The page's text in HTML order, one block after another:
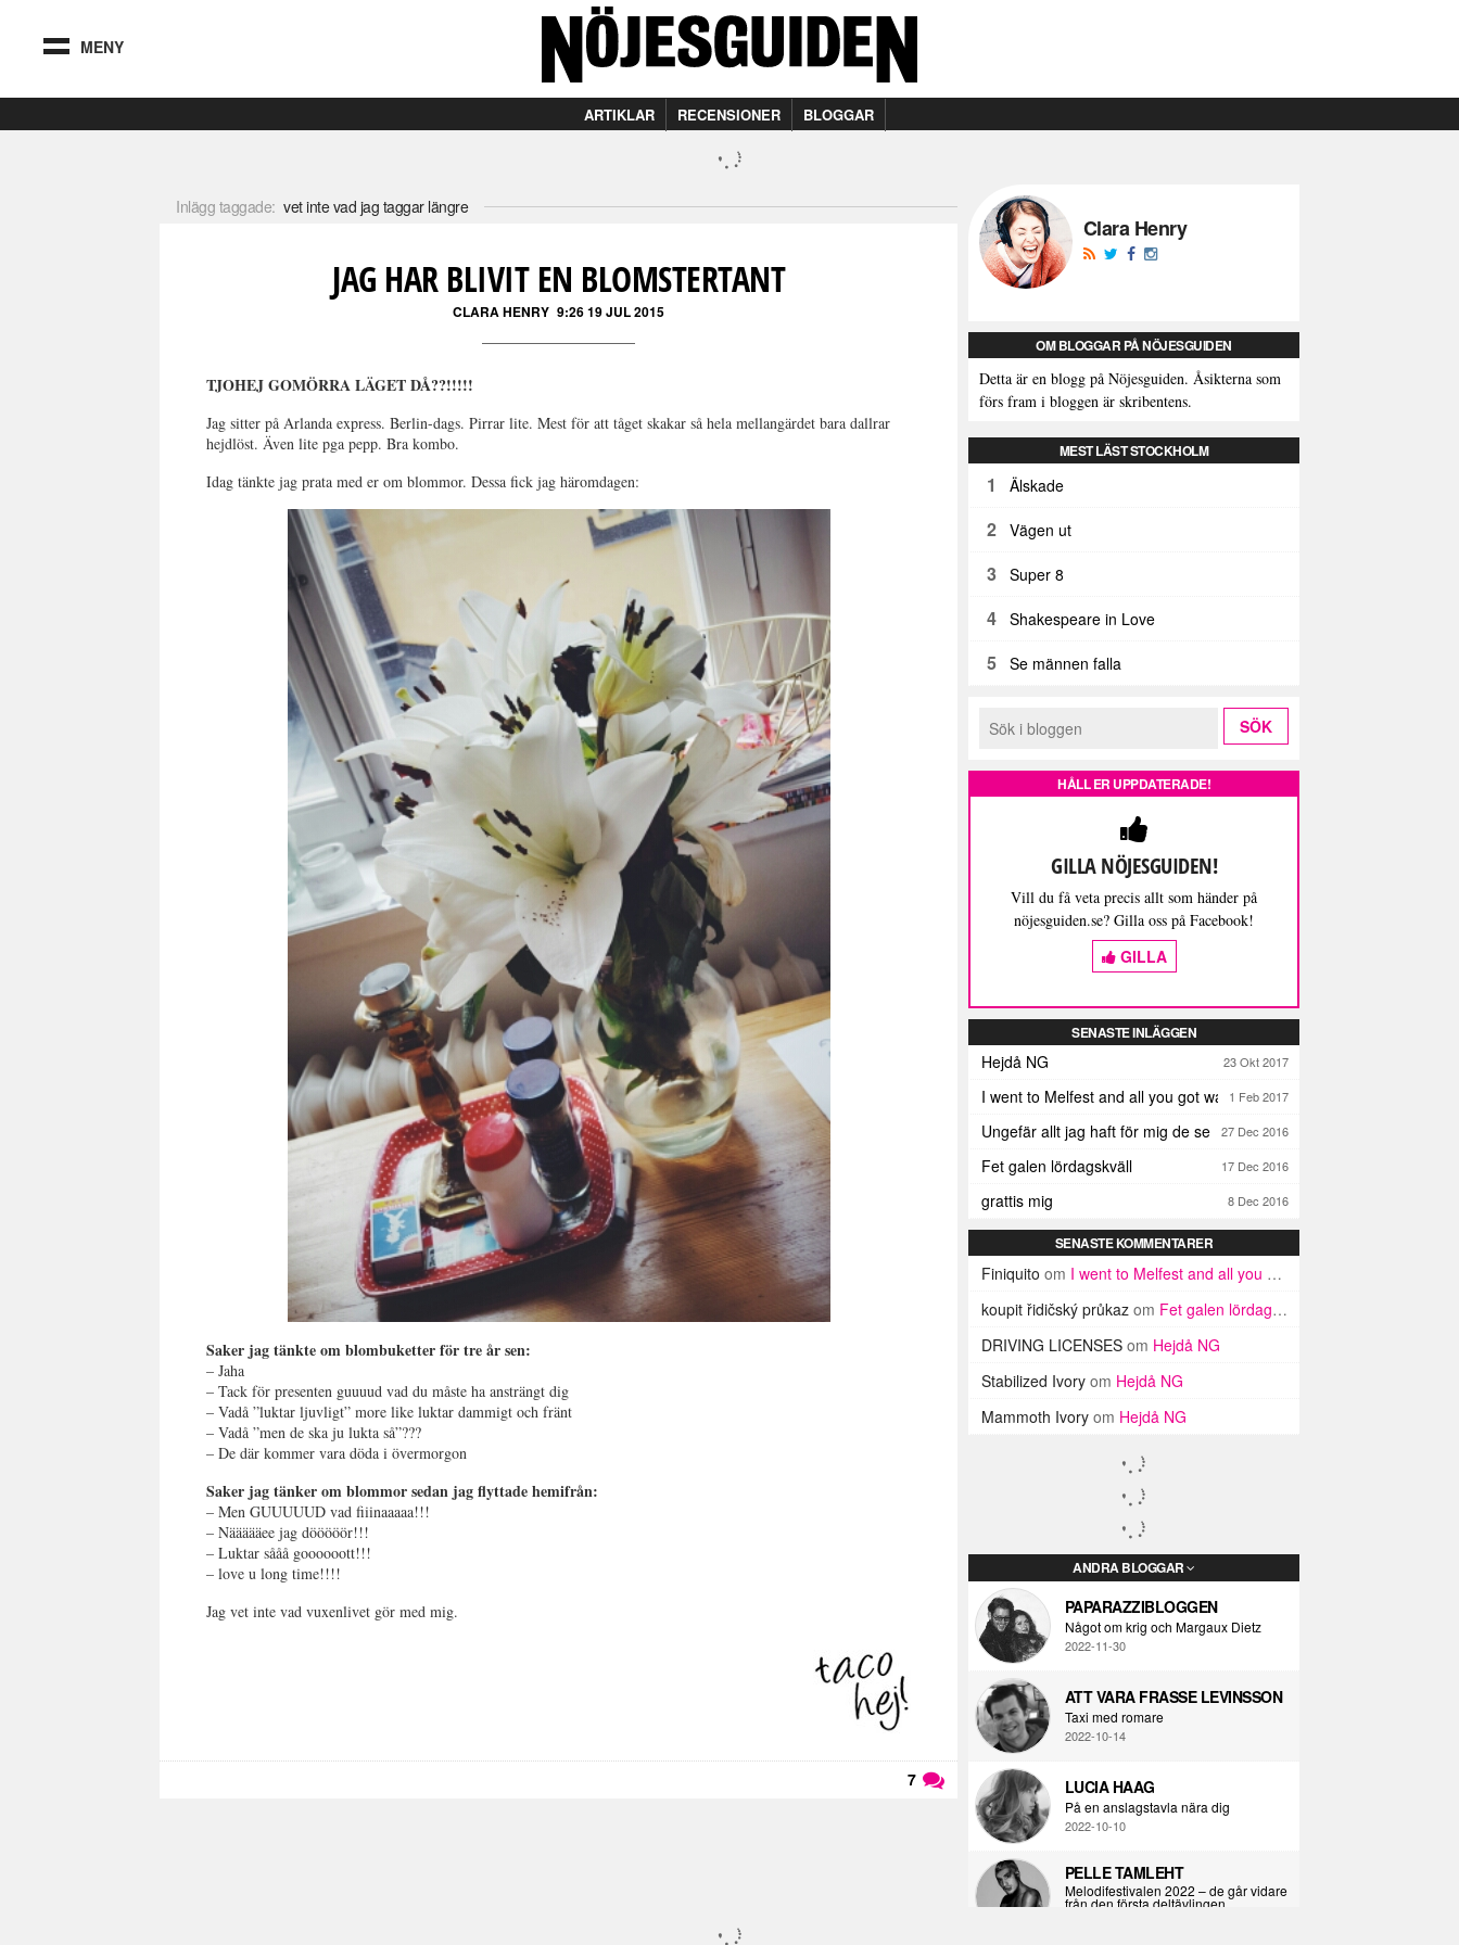
MENY
ARTIKLAR RECENSIONER BLOGGAR
Inlägg taggade: vet inte vad jag taggar längre
JAG HAR BLIVIT EN BLOMSTERTANT
CLARA HENRY 9:26 19 JUL 2015
TJOHEJ GOMÖRRA LÄGET DÅ??!!!!!
Jag sitter på Arlanda express. Berlin-dags. Pirrar lite. Mest för att tåget skakar så hela mellangärdet bara dallrar
hejdlöst. Även lite pga pepp. Bra kombo.
Idag tänkte jag prata med er om blommor. Dessa fick jag häromdagen:
Saker jag tänkte om blombuketter för tre år sen:
– Jaha
– Tack för presenten guuuud vad du måste ha ansträngt dig
– Vadå ”luktar ljuvligt” more like luktar dammigt och fränt
– Vadå ”men de ska ju lukta så”???
– De där kommer vara döda i övermorgon
Saker jag tänker om blommor sedan jag flyttade hemifrån:
– Men GUUUUUD vad fiiinaaaaa!!!
– Näääääee jag dööööör!!!
– Luktar sååå goooooott!!!
– love u long time!!!!
Jag vet inte vad vuxenlivet gör med mig.
7
Clara Henry
OM BLOGGAR PÅ NÖJESGUIDEN
Detta är en blogg på Nöjesguiden. Åsikterna som
förs fram i bloggen är skribentens.
MEST LÄST STOCKHOLM
1 Älskade
2 Vägen ut
3 Super 8
4 Shakespeare in Love
5 Se männen falla
HÅLL ER UPPDATERADE!
GILLA NÖJESGUIDEN!
Vill du få veta precis allt som händer på
nöjesguiden.se? Gilla oss på Facebook!
GILLA
SENASTE INLÄGGEN
Hejdå NG 23 Okt 2017
I went to Melfest and all you got was three lousy selfies
1 Feb 2017
Ungefär allt jag haft för mig de senaste dagarna
27 Dec 2016
Fet galen lördagskväll 17 Dec 2016
grattis mig 8 Dec 2016
SENASTE KOMMENTARER
Finiquito om I went to Melfest and all you got was three lousy selfies
koupit řidičský průkaz om Fet galen lördagskväll
DRIVING LICENSES om Hejdå NG
Stabilized Ivory om Hejdå NG
Mammoth Ivory om Hejdå NG
ANDRA BLOGGAR
PAPARAZZIBLOGGEN
Något om krig och Margaux Dietz
2022-11-30
ATT VARA FRASSE LEVINSSON
Taxi med romare
2022-10-14
LUCIA HAAG
På en anslagstavla nära dig
2022-10-10
PELLE TAMLEHT
Melodifestivalen 2022 – de går vidare
från den första deltävlingen